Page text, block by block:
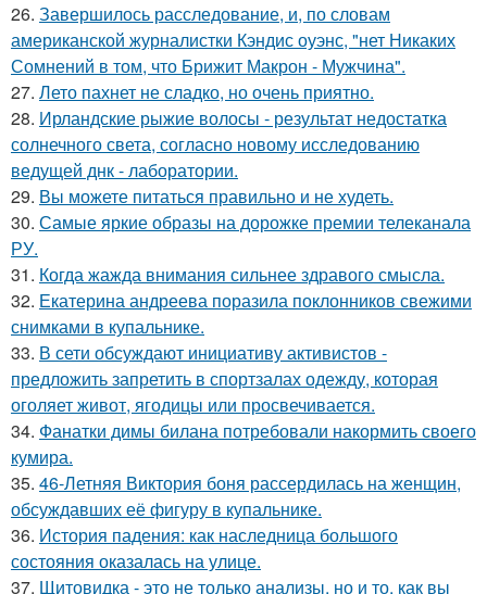
26. Завершилось расследование, и, по словам
американской журналистки Кэндис оуэнс, "нет Никаких
Сомнений в том, что Брижит Макрон - Мужчина".
27. Лето пахнет не сладко, но очень приятно.
28. Ирландские рыжие волосы - результат недостатка
солнечного света, согласно новому исследованию
ведущей днк - лаборатории.
29. Вы можете питаться правильно и не худеть.
30. Самые яркие образы на дорожке премии телеканала
РУ.
31. Когда жажда внимания сильнее здравого смысла.
32. Екатерина андреева поразила поклонников свежими
снимками в купальнике.
33. В сети обсуждают инициативу активистов -
предложить запретить в спортзалах одежду, которая
оголяет живот, ягодицы или просвечивается.
34. Фанатки димы билана потребовали накормить своего
кумира.
35. 46-Летняя Виктория боня рассердилась на женщин,
обсуждавших её фигуру в купальнике.
36. История падения: как наследница большого
состояния оказалась на улице.
37. Щитовидка - это не только анализы, но и то, как вы